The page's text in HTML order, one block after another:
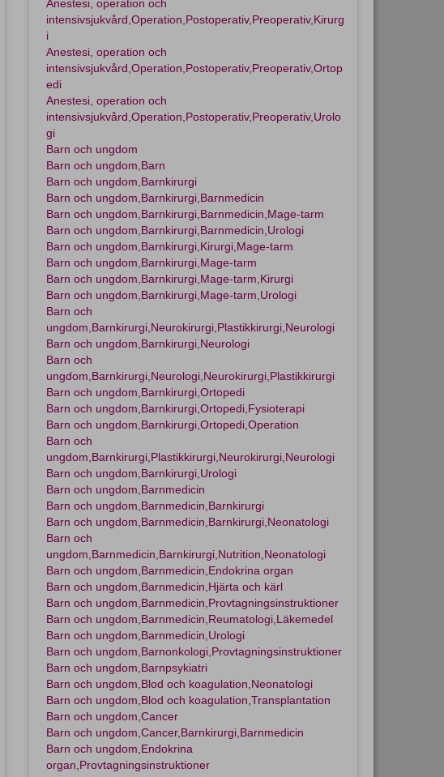
Anestesi, operation och
intensivsjukvård,Operation,Postoperativ,Preoperativ,Kirurg
i
Anestesi, operation och
intensivsjukvård,Operation,Postoperativ,Preoperativ,Ortop
edi
Anestesi, operation och
intensivsjukvård,Operation,Postoperativ,Preoperativ,Urolo
gi
Barn och ungdom
Barn och ungdom,Barn
Barn och ungdom,Barnkirurgi
Barn och ungdom,Barnkirurgi,Barnmedicin
Barn och ungdom,Barnkirurgi,Barnmedicin,Mage-tarm
Barn och ungdom,Barnkirurgi,Barnmedicin,Urologi
Barn och ungdom,Barnkirurgi,Kirurgi,Mage-tarm
Barn och ungdom,Barnkirurgi,Mage-tarm
Barn och ungdom,Barnkirurgi,Mage-tarm,Kirurgi
Barn och ungdom,Barnkirurgi,Mage-tarm,Urologi
Barn och
ungdom,Barnkirurgi,Neurokirurgi,Plastikkirurgi,Neurologi
Barn och ungdom,Barnkirurgi,Neurologi
Barn och
ungdom,Barnkirurgi,Neurologi,Neurokirurgi,Plastikkirurgi
Barn och ungdom,Barnkirurgi,Ortopedi
Barn och ungdom,Barnkirurgi,Ortopedi,Fysioterapi
Barn och ungdom,Barnkirurgi,Ortopedi,Operation
Barn och
ungdom,Barnkirurgi,Plastikkirurgi,Neurokirurgi,Neurologi
Barn och ungdom,Barnkirurgi,Urologi
Barn och ungdom,Barnmedicin
Barn och ungdom,Barnmedicin,Barnkirurgi
Barn och ungdom,Barnmedicin,Barnkirurgi,Neonatologi
Barn och
ungdom,Barnmedicin,Barnkirurgi,Nutrition,Neonatologi
Barn och ungdom,Barnmedicin,Endokrina organ
Barn och ungdom,Barnmedicin,Hjärta och kärl
Barn och ungdom,Barnmedicin,Provtagningsinstruktioner
Barn och ungdom,Barnmedicin,Reumatologi,Läkemedel
Barn och ungdom,Barnmedicin,Urologi
Barn och ungdom,Barnonkologi,Provtagningsinstruktioner
Barn och ungdom,Barnpsykiatri
Barn och ungdom,Blod och koagulation,Neonatologi
Barn och ungdom,Blod och koagulation,Transplantation
Barn och ungdom,Cancer
Barn och ungdom,Cancer,Barnkirurgi,Barnmedicin
Barn och ungdom,Endokrina
organ,Provtagningsinstruktioner